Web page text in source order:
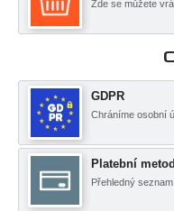
Zde se můžete
GDPR
Chráníme osobní
Platební
Přehledný